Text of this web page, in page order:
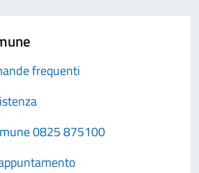
frequenti
0825 875100